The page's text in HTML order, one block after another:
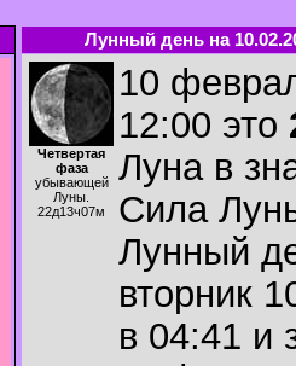
Лунный день на
Четвертая
фаза
убывающей
Луны.
22д13ч07м
10
12:00 это
Луна в
Сила
Лунный
вторник
в 04:41 и